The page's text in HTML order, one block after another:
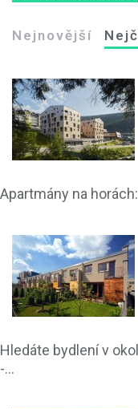
Nejnovější
Apartmány na
Hledáte bydlení v
-...